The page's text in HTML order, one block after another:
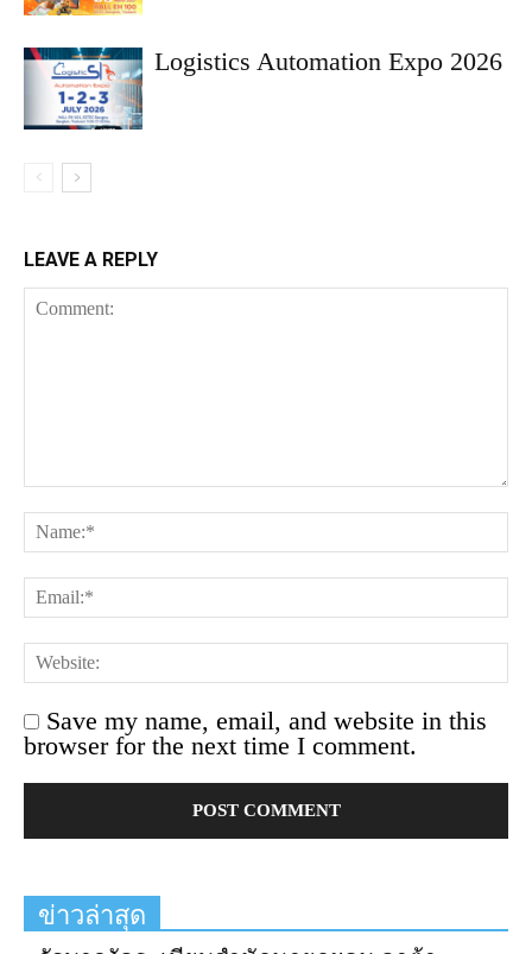
Logistics Automation Expo 2026
LEAVE A REPLY
Save my name, email, and website in this
browser for the next time I comment.
ข่าวล่าสุด